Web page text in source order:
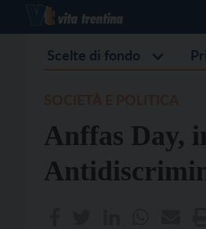
Scelte di fondo
Anffas Day,